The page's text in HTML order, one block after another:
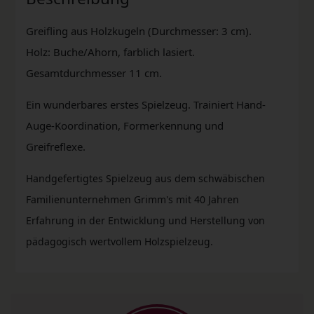
Greifling aus Holzkugeln (Durchmesser: 3 cm).
Holz: Buche/Ahorn, farblich lasiert.
Gesamtdurchmesser 11 cm.
Ein wunderbares erstes Spielzeug. Trainiert Hand-
Auge-Koordination, Formerkennung und
Greifreflexe.
Handgefertigtes Spielzeug aus dem schwäbischen
Familienunternehmen Grimm's mit 40 Jahren
Erfahrung in der Entwicklung und Herstellung von
pädagogisch wertvollem Holzspielzeug.